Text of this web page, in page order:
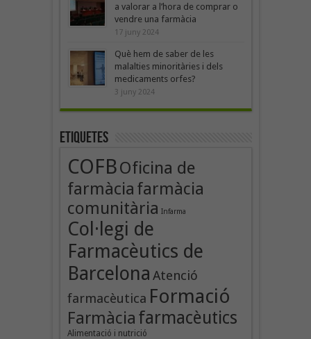
a valorar a l’hora de comprar o
vendre una farmàcia
17 juny 2024
Què hem de saber de les
malalties minoritàries i dels
medicaments orfes?
3 juny 2024
Etiquetes
COFBOficina de
farmàcia farmàcia
comunitària Infarma
Col·legi de
Farmacèutics de
Barcelona Atenció
farmacèutica Formació
Farmàcia farmacèutics
Alimentació i nutrició